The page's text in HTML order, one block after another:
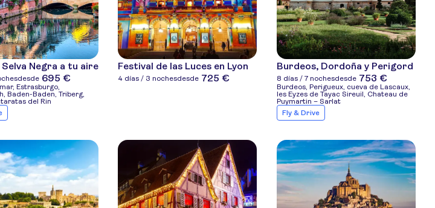
Selva Negra a tu aire
desde 695 €
Estrasburgo,
Baden-Baden, Triberg,
del Rin
Festival de las Luces en Lyon
4 días / 3 nochesdesde 725 €
Burdeos, Dordoña y Perigord
8 días / 7 nochesdesde 753 €
Burdeos, Perigueux, cueva de Lascaux,
les Eyzes de Tayac Sireuil, Chateau de
Puymartin – Sarlat
Fly & Drive